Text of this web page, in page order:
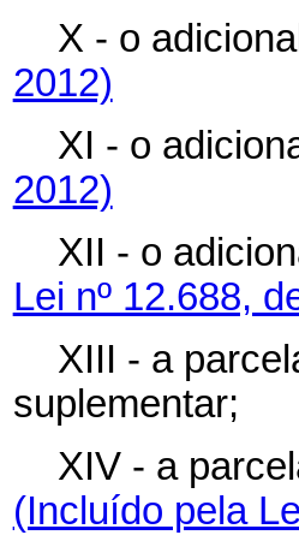
X - o
2012)
XI - o
2012)
XII - o
Lei nº 12.688,
XIII - a
XIV - a
(Incluído pela